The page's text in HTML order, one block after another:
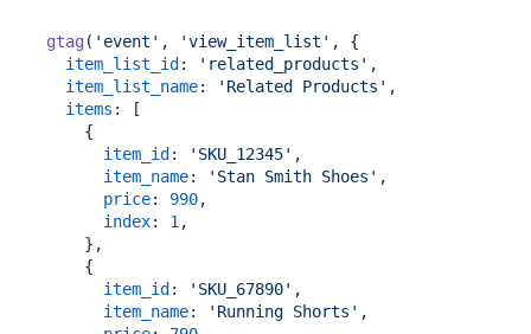
gtag( 'event' , 'view_item_list' , {
item_list_id: 'related_products' ,
item_list_name: 'Related Products' ,
items : [
item_id: 'SKU_12345' ,
item_name: 'Stan Smith Shoes' ,
price: 990,
index: 1 ,
item_id: 'SKU_67890' ,
item_name: 'Running Shorts' ,